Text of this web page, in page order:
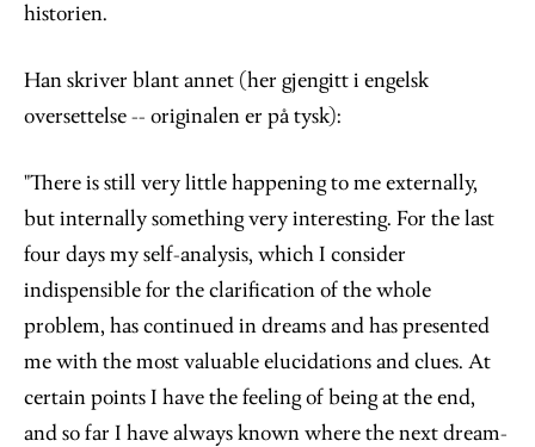
historien.
Han skriver blant annet (her gjengitt i engelsk
oversettelse -- originalen er på tysk):
"There is still very little happening to me externally,
but internally something very interesting. For the last
four days my self-analysis, which I consider
indispensible for the clarification of the whole
problem, has continued in dreams and has presented
me with the most valuable elucidations and clues. At
certain points I have the feeling of being at the end,
and so far I have always known where the next dream-